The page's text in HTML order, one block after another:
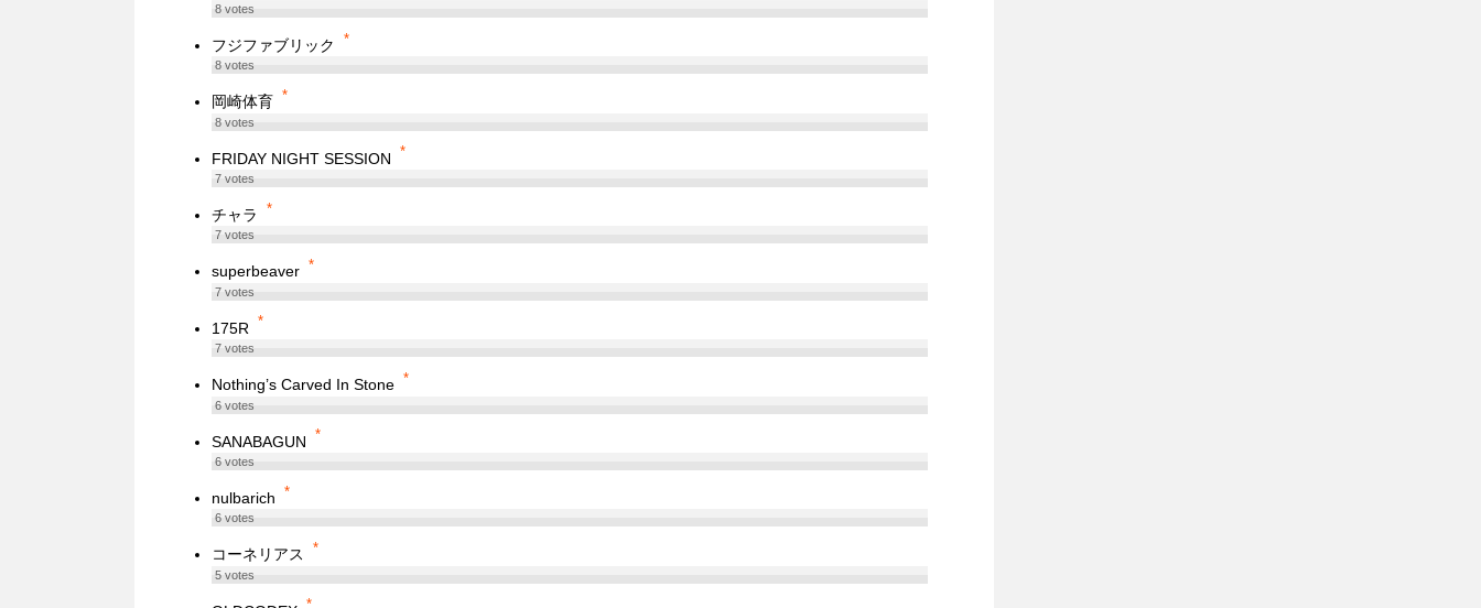
8votes
フジファブリック *
8votes
岡崎体育 *
8votes
FRIDAY NIGHT SESSION *
7votes
チャラ *
7votes
superbeaver *
7votes
175R *
7votes
Nothing’s Carved In Stone *
6votes
SANABAGUN *
6votes
nulbarich *
6votes
コーネリアス *
5votes